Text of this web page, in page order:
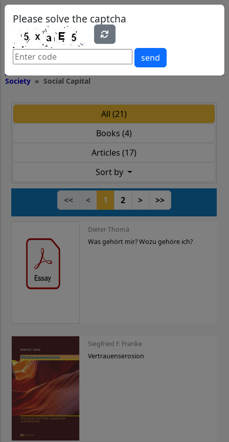
Please solve the captcha
send
Society Social Capital
All (21)
Books (4)
Articles (17)
Sort by
<< < 1 2 > >>
Dieter Thomä
Was gehört mir? Wozu gehöre ich?
Siegfried F. Franke
Vertrauenserosion